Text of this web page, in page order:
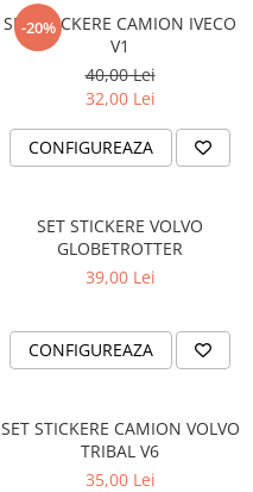
-20%
SET STICKERE CAMION IVECO
V1
40,00 Lei
32,00 Lei
CONFIGUREAZA
SET STICKERE VOLVO
GLOBETROTTER
39,00 Lei
CONFIGUREAZA
SET STICKERE CAMION VOLVO
TRIBAL V6
35,00 Lei